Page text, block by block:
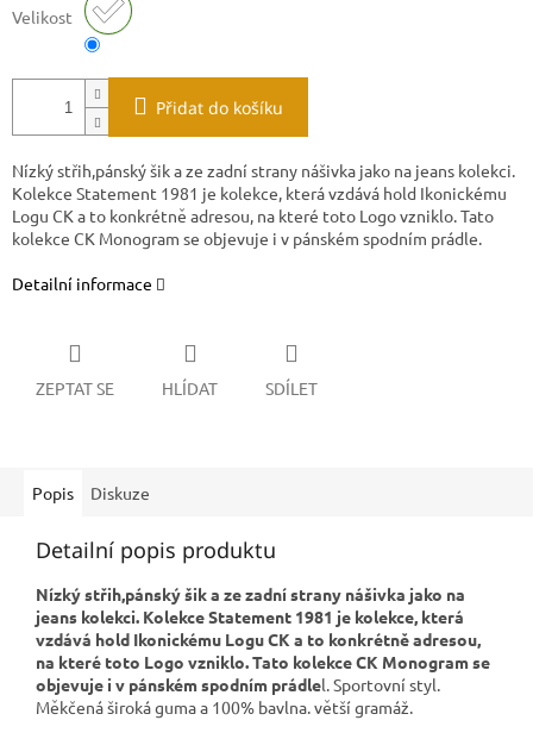
Velikost
Přidat do košíku
Nízký střih,pánský šik a ze zadní strany nášivka jako na jeans kolekci.
Kolekce Statement 1981 je kolekce, která vzdává hold Ikonickému
Logu CK a to konkrétně adresou, na které toto Logo vzniklo. Tato
kolekce CK Monogram se objevuje i v pánském spodním prádle.
Detailní informace
ZEPTAT SE HLÍDAT SDÍLET
Popis Diskuze
Detailní popis produktu
Nízký střih,pánský šik a ze zadní strany nášivka jako na
jeans kolekci. Kolekce Statement 1981 je kolekce, která
vzdává hold Ikonickému Logu CK a to konkrétně adresou,
na které toto Logo vzniklo. Tato kolekce CK Monogram se
objevuje i v pánském spodním prádlel. Sportovní styl.
Měkčená široká guma a 100% bavlna. větší gramáž.